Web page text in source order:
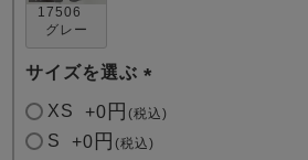
17506
グレー
サイズを選ぶ
(
XS +0 税込
S +0 税込